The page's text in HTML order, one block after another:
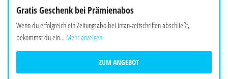
Gratis Geschenk bei Prämienabos
Wenn du erfolgreich ein Zeitungsabo bei intan-zeitschriften abschließt,
bekommst du ein... Mehr anzeigen
ZUM ANGEBOT